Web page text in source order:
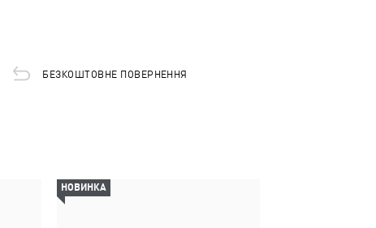
БЕЗКОШТОВНЕ ПОВЕРНЕННЯ
НОВИНКА